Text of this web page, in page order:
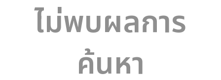
ไม่พบผลการ
ค้นหา